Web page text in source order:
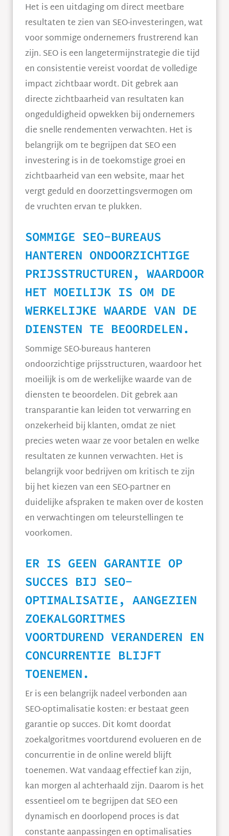
Het is een uitdaging om direct meetbare
resultaten te zien van SEO-investeringen, wat
voor sommige ondernemers frustrerend kan
zijn. SEO is een langetermijnstrategie die tijd
en consistentie vereist voordat de volledige
impact zichtbaar wordt. Dit gebrek aan
directe zichtbaarheid van resultaten kan
ongeduldigheid opwekken bij ondernemers
die snelle rendementen verwachten. Het is
belangrijk om te begrijpen dat SEO een
investering is in de toekomstige groei en
zichtbaarheid van een website, maar het
vergt geduld en doorzettingsvermogen om
de vruchten ervan te plukken.
SOMMIGE SEO-BUREAUS
HANTEREN ONDOORZICHTIGE
PRIJSSTRUCTUREN, WAARDOOR
HET MOEILIJK IS OM DE
WERKELIJKE WAARDE VAN DE
DIENSTEN TE BEOORDELEN.
Sommige SEO-bureaus hanteren
ondoorzichtige prijsstructuren, waardoor het
moeilijk is om de werkelijke waarde van de
diensten te beoordelen. Dit gebrek aan
transparantie kan leiden tot verwarring en
onzekerheid bij klanten, omdat ze niet
precies weten waar ze voor betalen en welke
resultaten ze kunnen verwachten. Het is
belangrijk voor bedrijven om kritisch te zijn
bij het kiezen van een SEO-partner en
duidelijke afspraken te maken over de kosten
en verwachtingen om teleurstellingen te
voorkomen.
ER IS GEEN GARANTIE OP
SUCCES BIJ SEO-
OPTIMALISATIE, AANGEZIEN
ZOEKALGORITMES
VOORTDUREND VERANDEREN EN
CONCURRENTIE BLIJFT
TOENEMEN.
Er is een belangrijk nadeel verbonden aan
SEO-optimalisatie kosten: er bestaat geen
garantie op succes. Dit komt doordat
zoekalgoritmes voortdurend evolueren en de
concurrentie in de online wereld blijft
toenemen. Wat vandaag effectief kan zijn,
kan morgen al achterhaald zijn. Daarom is het
essentieel om te begrijpen dat SEO een
dynamisch en doorlopend proces is dat
constante aanpassingen en optimalisaties